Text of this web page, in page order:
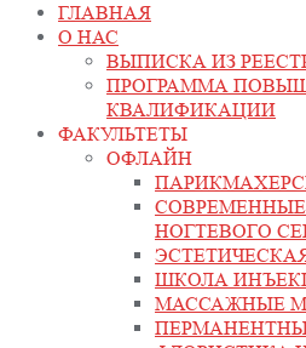
ГЛАВНАЯ
О НАС
ВЫПИСКА ИЗ
ПРОГРАММА
КВАЛИФИКАЦИИ
ФАКУЛЬТЕТЫ
ОФЛАЙН
НОГТЕВОГО
ШКОЛА
МАССАЖНЫЕ